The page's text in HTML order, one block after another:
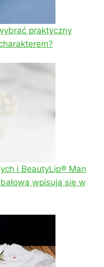
praktyczny
i BeautyLip® Man
wpisują się w